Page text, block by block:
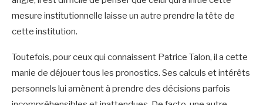
mesure institutionnelle laisse un autre prendre la tête de
cette institution.
Toutefois, pour ceux qui connaissent Patrice Talon, il a cette
manie de déjouer tous les pronostics. Ses calculs et intérêts
personnels lui amènent à prendre des décisions parfois